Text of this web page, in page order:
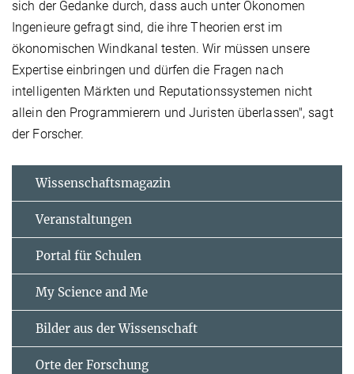
sich der Gedanke durch, dass auch unter Ökonomen
Ingenieure gefragt sind, die ihre Theorien erst im
ökonomischen Windkanal testen. Wir müssen unsere
Expertise einbringen und dürfen die Fragen nach
intelligenten Märkten und Reputationssystemen nicht
allein den Programmierern und Juristen überlassen", sagt
der Forscher.
Wissenschaftsmagazin
Veranstaltungen
Portal für Schulen
My Science and Me
Bilder aus der Wissenschaft
Orte der Forschung